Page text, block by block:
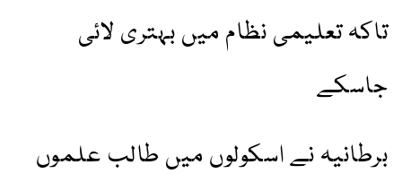
تاکہ تعلیمی نظام میں بہتری لائی
جاسکے
برطانیہ نے اسکولوں میں طالب علموں